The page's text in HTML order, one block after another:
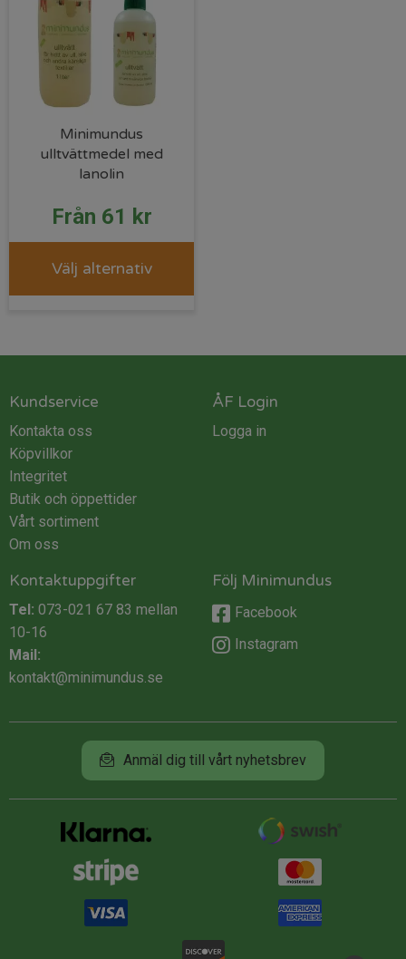
Minimundus
ulltvättmedel med
lanolin
Från 61 kr
Välj alternativ
Kundservice
Kontakta oss
Köpvillkor
Integritet
Butik och öppettider
Vårt sortiment
Om oss
ÅF Login
Logga in
Kontaktuppgifter
Tel: 073-021 67 83 mellan
10-16
Mail:
kontakt@minimundus.se
Följ Minimundus
Facebook
Instagram
Anmäl dig till vårt nyhetsbrev